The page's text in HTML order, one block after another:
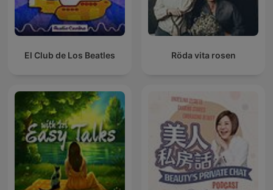
El Club de Los Beatles Röda vita rosen